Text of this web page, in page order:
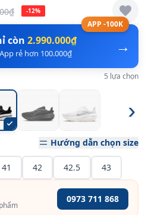
-12%
APP -100K
→
còn 2.990.000₫
rẻ hơn 100.000₫
5 lựa chọn
›
Hướng dẫn chọn size
41 42 42.5 43
0973 711 868